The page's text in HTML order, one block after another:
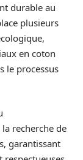
durable au
plusieurs
en coton
le processus
recherche de
garantissant